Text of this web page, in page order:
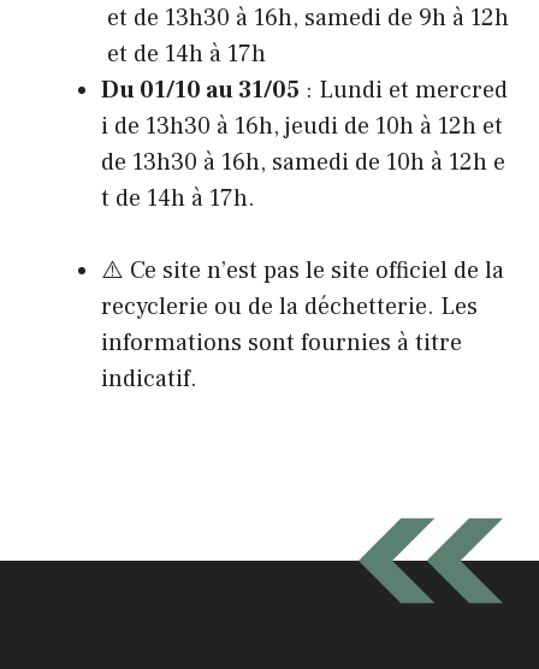
et de 13h30 à 16h, samedi de 9h à 12h
et de 14h à 17h
Du 01/10 au 31/05 : Lundi et mercred
i de 13h30 à 16h, jeudi de 10h à 12h et
de 13h30 à 16h, samedi de 10h à 12h e
t de 14h à 17h.
⚠️ Ce site n’est pas le site officiel de la
recyclerie ou de la déchetterie. Les
informations sont fournies à titre
indicatif.